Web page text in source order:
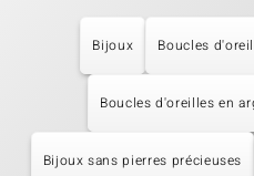
Bijoux Boucles
Boucles d'oreilles en
Bijoux sans pierres précieuses